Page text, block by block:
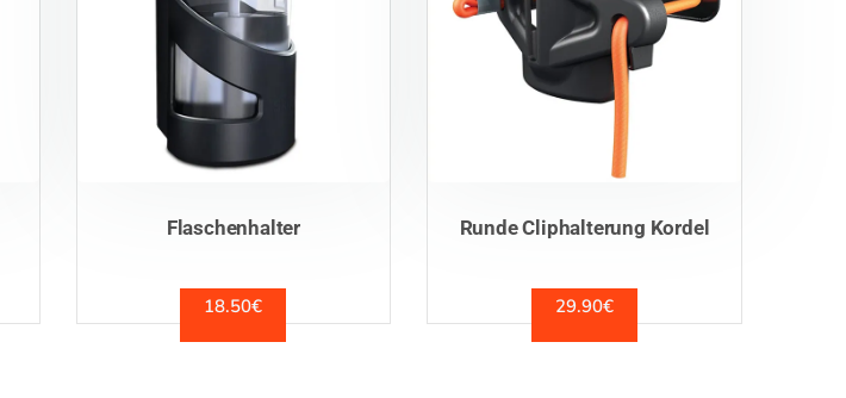
Flaschenhalter
18.50€
Runde Cliphalterung Kordel
29.90€